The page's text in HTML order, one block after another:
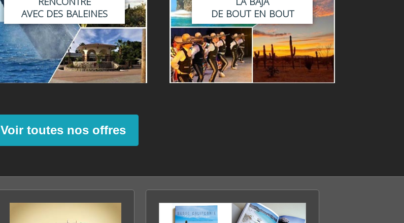
AVEC DES BALEINES
DE BOUT EN BOUT
Voir toutes nos offres